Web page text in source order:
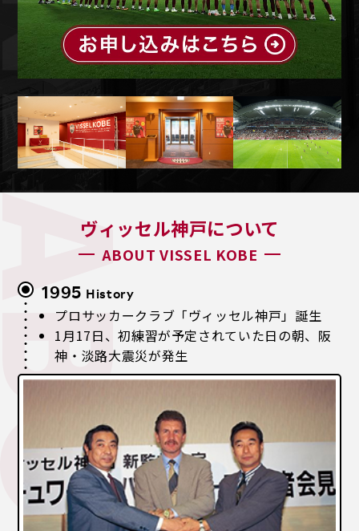
ヴィッセル神戸について
ABOUT VISSEL KOBE
1995 History
プロサッカークラブ「ヴィッセル神戸」誕生
1月17日、初練習が予定されていた日の朝、阪
神・淡路大震災が発生